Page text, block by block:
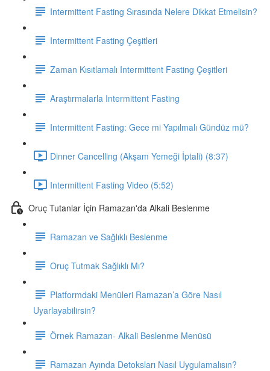
Intermittent Fasting Sırasında Nelere Dikkat Etmelisin?
Intermittent Fasting Çeşitleri
Zaman Kısıtlamalı Intermittent Fasting Çeşitleri
Araştırmalarla Intermittent Fasting
Intermittent Fasting: Gece mi Yapılmalı Gündüz mü?
Dinner Cancelling (Akşam Yemeği İptali) (8:37)
Intermittent Fasting Video (5:52)
Oruç Tutanlar İçin Ramazan'da Alkali Beslenme
Ramazan ve Sağlıklı Beslenme
Oruç Tutmak Sağlıklı Mı?
Platformdaki Menüleri Ramazan’a Göre Nasıl
Uyarlayabilirsin?
Örnek Ramazan- Alkali Beslenme Menüsü
Ramazan Ayında Detoksları Nasıl Uygulamalısın?